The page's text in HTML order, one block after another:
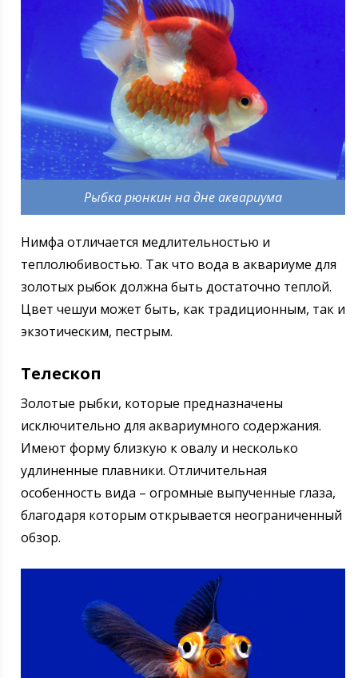
Рыбка рюнкин на дне аквариума
Нимфа отличается медлительностью и
теплолюбивостью. Так что вода в аквариуме для
золотых рыбок должна быть достаточно теплой.
Цвет чешуи может быть, как традиционным, так и
экзотическим, пестрым.
Телескоп
Золотые рыбки, которые предназначены
исключительно для аквариумного содержания.
Имеют форму близкую к овалу и несколько
удлиненные плавники. Отличительная
особенность вида – огромные выпученные глаза,
благодаря которым открывается неограниченный
обзор.